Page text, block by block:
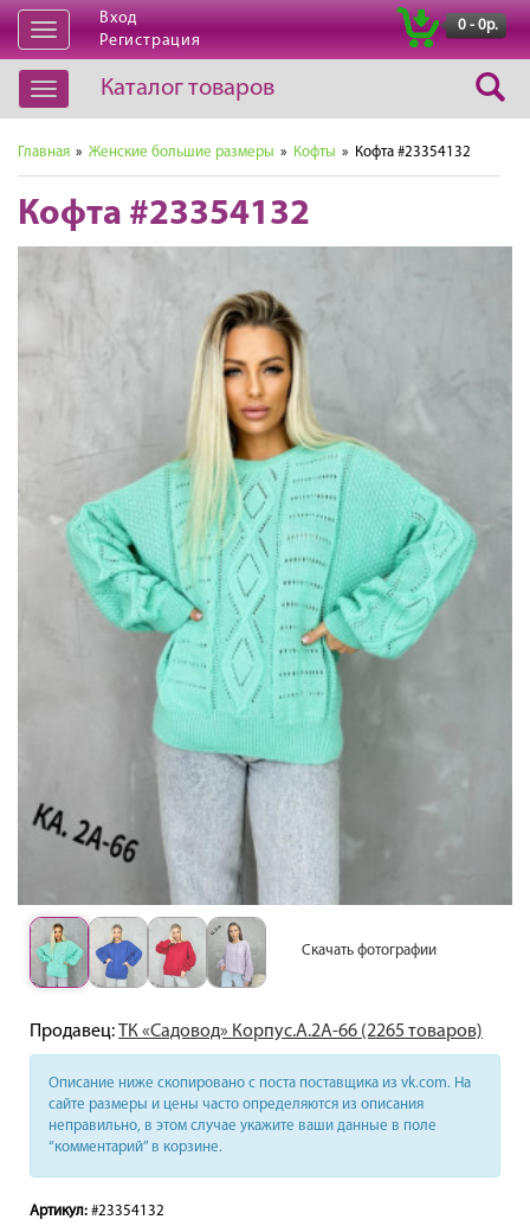
Открыть
навигацию
Вход
Регистрация
0 - 0р.
Открыть
навигацию
Каталог товаров
Главная » Женские большие размеры » Кофты » Кофта #23354132
Кофта #23354132
Скачать фотографии
Продавец:ТК «Садовод» Корпус.А.2А-66 (2265 товаров)
Описание ниже скопировано с поста поставщика из vk.com. На
сайте размеры и цены часто определяются из описания
неправильно, в этом случае укажите ваши данные в поле
“комментарий” в корзине.
Артикул: #23354132